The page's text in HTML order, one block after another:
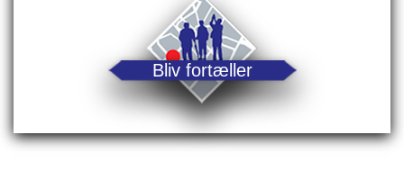
Bliv fortæller